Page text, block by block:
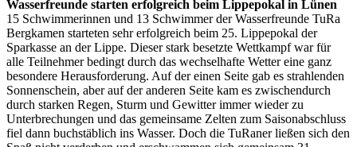
Wasserfreunde starten erfolgreich beim Lippepokal in Lünen
15 Schwimmerinnen und 13 Schwimmer der Wasserfreunde TuRa
Bergkamen starteten sehr erfolgreich beim 25. Lippepokal der
Sparkasse an der Lippe. Dieser stark besetzte Wettkampf war für
alle Teilnehmer bedingt durch das wechselhafte Wetter eine ganz
besondere Herausforderung. Auf der einen Seite gab es strahlenden
Sonnenschein, aber auf der anderen Seite kam es zwischendurch
durch starken Regen, Sturm und Gewitter immer wieder zu
Unterbrechungen und das gemeinsame Zelten zum Saisonabschluss
fiel dann buchstäblich ins Wasser. Doch die TuRaner ließen sich den